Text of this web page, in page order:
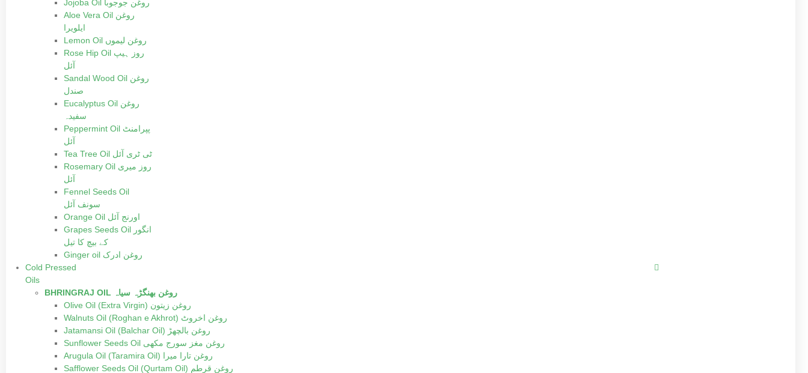
Jojoba Oil روغن جوجوبا
Aloe Vera Oil روغن
ایلویرا
Lemon Oil روغن لیموں
Rose Hip Oil روز ہیپ
آئل
Sandal Wood Oil روغن
صندل
Eucalyptus Oil روغن
سفیدہ
Peppermint Oil پپرامنٹ
آئل
Tea Tree Oil ٹی ٹری آئل
Rosemary Oil روز میری
آئل
Fennel Seeds Oil
سونف آئل
Orange Oil اورنج آئل
Grapes Seeds Oil انگور
کے بیچ کا تیل
Ginger oil روغن ادرک
Cold Pressed
Oils
BHRINGRAJ OIL روغن بھنگڑہ سیاہ
Olive Oil (Extra Virgin) روغن زیتون
Walnuts Oil (Roghan e Akhrot) روغن اخروٹ
Jatamansi Oil (Balchar Oil) روغن بالچھڑ
Sunflower Seeds Oil روغن مغز سورج مکھی
Arugula Oil (Taramira Oil) روغن تارا میرا
Safflower Seeds Oil (Qurtam Oil) روغن قرطم